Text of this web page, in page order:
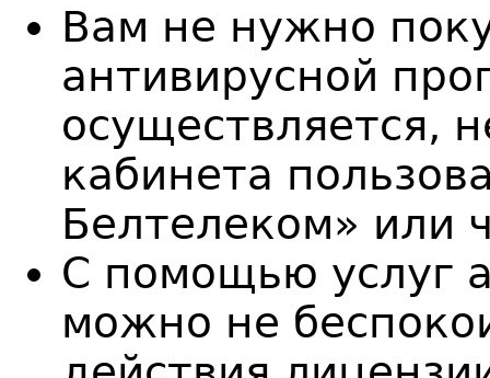
Вам не нужно
антивирусной
осуществляется,
кабинета
Белтелеком» или
С помощью услуг
можно не